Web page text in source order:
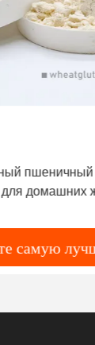
пшеничный
домашних
самую